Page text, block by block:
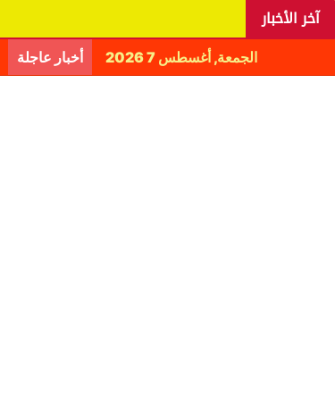
آخر الأخبار
الجمعة, أغسطس 7 2026 أخبار عاجلة